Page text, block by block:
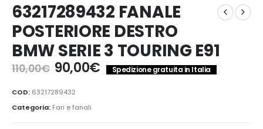
63217289432 FANALE
POSTERIORE DESTRO
BMW SERIE 3 TOURING E91
110,00€ Il
prezzo
originale
era:
110,00€.
90,00€Il
prezzo
90,00€.
Spedizione gratuita in Italia
COD: 63217289432
Categoria: Fari e fanali